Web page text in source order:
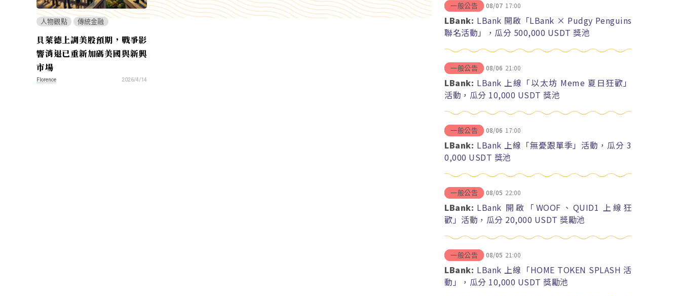
人物觀點 傳統金融
貝萊德上調美股預期，戰爭影
響消退已重新加碼美國與新興
市場
Florence 2026/4/14
一般公告 08/07 17:00
LBank: LBank 開啟「LBank × Pudgy Penguins
聯名活動」，瓜分 500,000 USDT 獎池
一般公告 08/06 21:00
LBank: LBank 上線「以太坊 Meme 夏日狂歡」
活動，瓜分 10,000 USDT 獎池
一般公告 08/06 17:00
LBank: LBank 上線「無憂跟單季」活動，瓜分 3
0,000 USDT 獎池
一般公告 08/05 22:00
LBank: LBank 開啟「WOOF、QUID1 上線狂
歡」活動，瓜分 20,000 USDT 獎勵池
一般公告 08/05 21:00
LBank: LBank 上線「HOME TOKEN SPLASH 活
動」，瓜分 10,000 USDT 獎勵池